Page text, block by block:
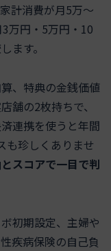
計消費が月5万～
万円・5万円・10
ます。
、特典の金銭価値
舗の2枚持ちで、
連携を使うと年間
も珍しくありませ
スコアで一目で判
初期設定、主婦や
疾病保険の自己負